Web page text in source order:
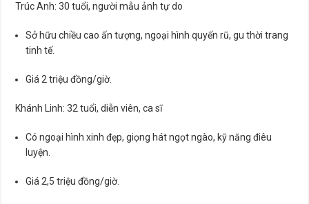
Trúc Anh: 30 tuổi, người mẫu ảnh tự do
Sở hữu chiều cao ấn tượng, ngoại hình quyến rũ, gu thời trang
tinh tế.
Giá 2 triệu đồng/giờ.
Khánh Linh: 32 tuổi, diễn viên, ca sĩ
Có ngoại hình xinh đẹp, giọng hát ngọt ngào, kỹ năng điêu
luyện.
Giá 2,5 triệu đồng/giờ.